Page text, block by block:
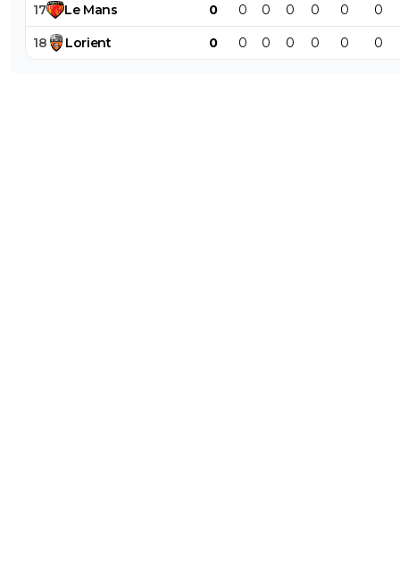
17 Le Mans 0 0 0 0 0 0 0
18 Lorient 0 0 0 0 0 0 0